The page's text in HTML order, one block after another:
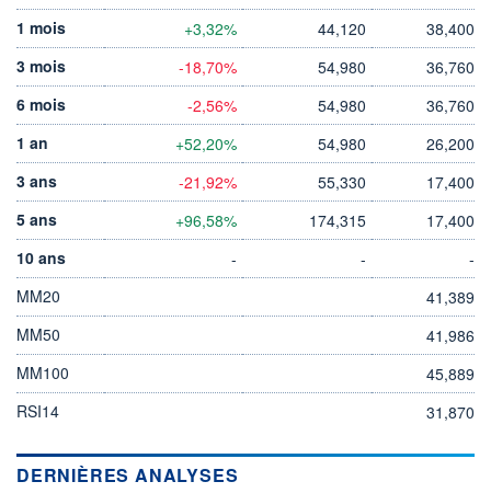
1 mois
+3,32% 44,120
38,400
3 mois
-18,70% 54,980
36,760
6 mois
-2,56% 54,980
36,760
1 an
+52,20% 54,980
26,200
3 ans
-21,92% 55,330
17,400
5 ans
+96,58% 174,315
17,400
10 ans
- -
-
MM20
41,389
MM50
41,986
MM100
45,889
RSI14
31,870
DERNIÈRES ANALYSES